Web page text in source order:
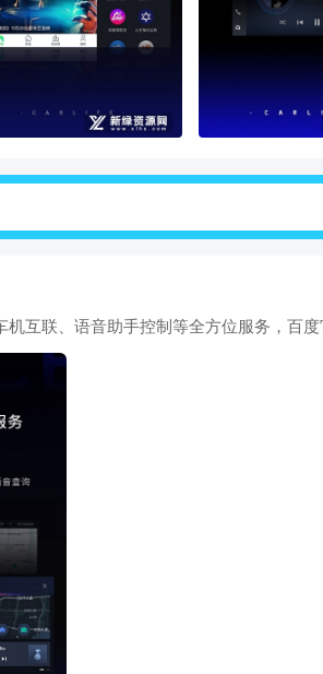
互联、语音助手控制等全方位服务，百